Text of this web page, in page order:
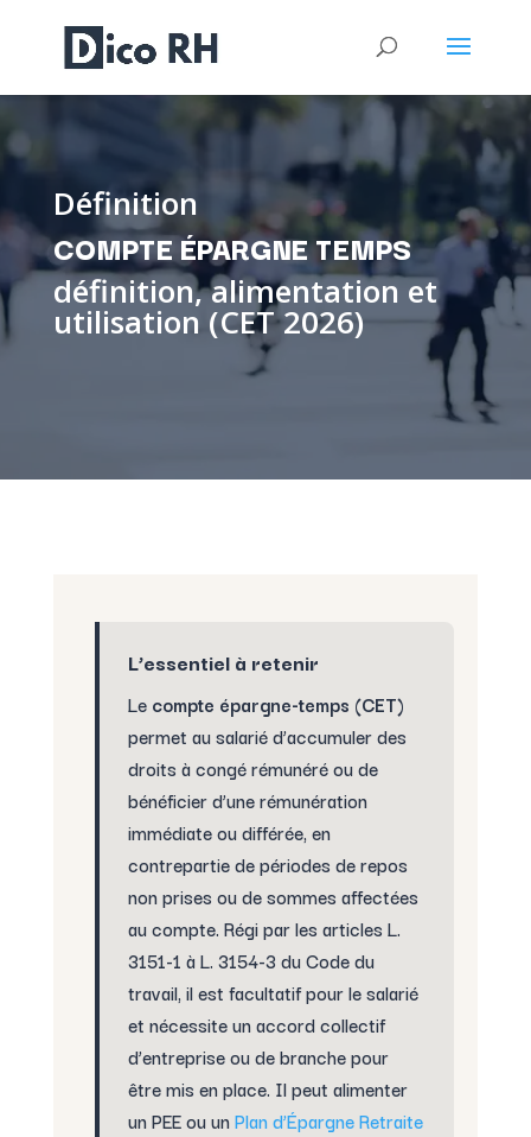
Définition
COMPTE ÉPARGNE TEMPS
définition, alimentation et
utilisation (CET 2026)
L’essentiel à retenir
Le compte épargne-temps (CET)
permet au salarié d’accumuler des
droits à congé rémunéré ou de
bénéficier d’une rémunération
immédiate ou différée, en
contrepartie de périodes de repos
non prises ou de sommes affectées
au compte. Régi par les articles L.
3151-1 à L. 3154-3 du Code du
travail, il est facultatif pour le salarié
et nécessite un accord collectif
d’entreprise ou de branche pour
être mis en place. Il peut alimenter
un PEE ou unPlan d’Épargne Retraite